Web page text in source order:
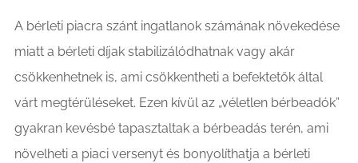
A bérleti piacra szánt ingatlanok számának növekedése
miatt a bérleti díjak stabilizálódhatnak vagy akár
csökkenhetnek is, ami csökkentheti a befektetők által
várt megtérüléseket. Ezen kívül az „véletlen bérbeadók”
gyakran kevésbé tapasztaltak a bérbeadás terén, ami
növelheti a piaci versenyt és bonyolíthatja a bérleti